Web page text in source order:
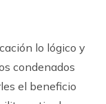
lo lógico y
condenados
el beneficio